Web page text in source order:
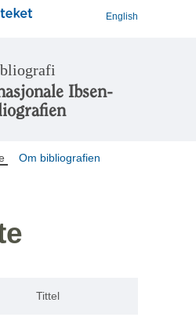
English
Ibsen-
Om bibliografien
Tittel